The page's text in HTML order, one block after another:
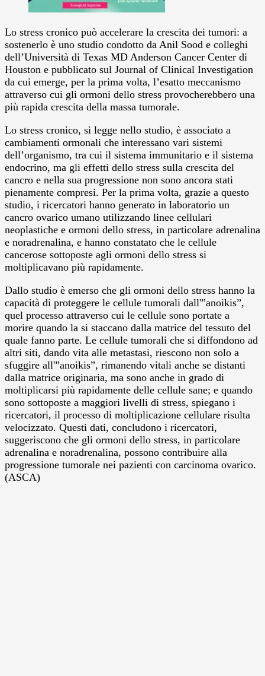
Lo stress cronico può accelerare la crescita dei tumori: a
sostenerlo è uno studio condotto da Anil Sood e colleghi
dell’Università di Texas MD Anderson Cancer Center di
Houston e pubblicato sul Journal of Clinical Investigation
da cui emerge, per la prima volta, l’esatto meccanismo
attraverso cui gli ormoni dello stress provocherebbero una
più rapida crescita della massa tumorale.
Lo stress cronico, si legge nello studio, è associato a
cambiamenti ormonali che interessano vari sistemi
dell’organismo, tra cui il sistema immunitario e il sistema
endocrino, ma gli effetti dello stress sulla crescita del
cancro e nella sua progressione non sono ancora stati
pienamente compresi. Per la prima volta, grazie a questo
studio, i ricercatori hanno generato in laboratorio un
cancro ovarico umano utilizzando linee cellulari
neoplastiche e ormoni dello stress, in particolare adrenalina
e noradrenalina, e hanno constatato che le cellule
cancerose sottoposte agli ormoni dello stress si
moltiplicavano più rapidamente.
Dallo studio è emerso che gli ormoni dello stress hanno la
capacità di proteggere le cellule tumorali dall'”anoikis”,
quel processo attraverso cui le cellule sono portate a
morire quando la si staccano dalla matrice del tessuto del
quale fanno parte. Le cellule tumorali che si diffondono ad
altri siti, dando vita alle metastasi, riescono non solo a
sfuggire all'”anoikis”, rimanendo vitali anche se distanti
dalla matrice originaria, ma sono anche in grado di
moltiplicarsi più rapidamente delle cellule sane; e quando
sono sottoposte a maggiori livelli di stress, spiegano i
ricercatori, il processo di moltiplicazione cellulare risulta
velocizzato. Questi dati, concludono i ricercatori,
suggeriscono che gli ormoni dello stress, in particolare
adrenalina e noradrenalina, possono contribuire alla
progressione tumorale nei pazienti con carcinoma ovarico.
(ASCA)